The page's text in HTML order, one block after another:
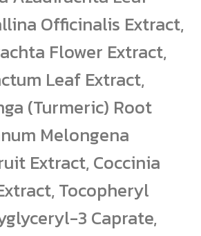
Officinalis Extract,
Flower Extract,
Leaf Extract,
(Turmeric) Root
Melongena
Extract, Coccinia
Tocopheryl
3 Caprate,